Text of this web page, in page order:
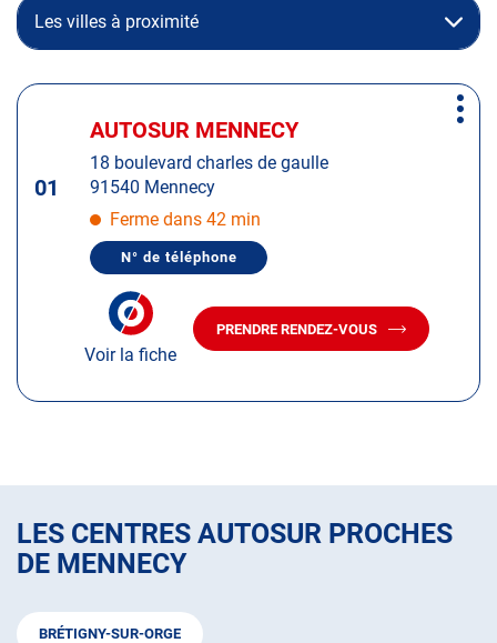
Les villes à proximité
Appuyer
ENTRÉE
01
Centre
:
AUTOSUR MENNECY
18 boulevard charles de gaulle
91540 Mennecy
Ferme dans 42 min
N° de téléphone
AFFICHER
TÉLÉPHONE
MENNECY
Voir la fiche
PRENDRE RENDEZ-VOUS
AVEC
Plus
LES CENTRES AUTOSUR PROCHES
DE MENNECY
BRÉTIGNY-SUR-ORGE